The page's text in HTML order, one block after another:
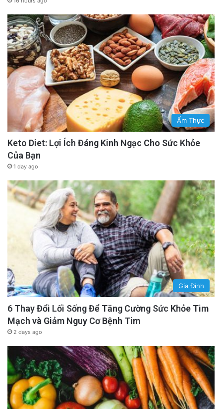
Ẩm Thực
Keto Diet: Lợi Ích Đáng Kinh Ngạc Cho Sức Khỏe
Của Bạn
1 day ago
Gia Đình
6 Thay Đổi Lối Sống Để Tăng Cường Sức Khỏe Tim
Mạch và Giảm Nguy Cơ Bệnh Tim
2 days ago